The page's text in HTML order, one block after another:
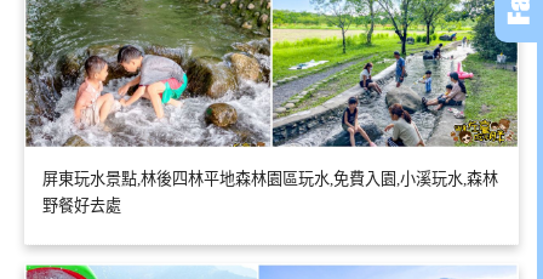
屏東玩水景點,林後四林平地森林園區玩水,免費入園,小溪玩水,森林
野餐好去處